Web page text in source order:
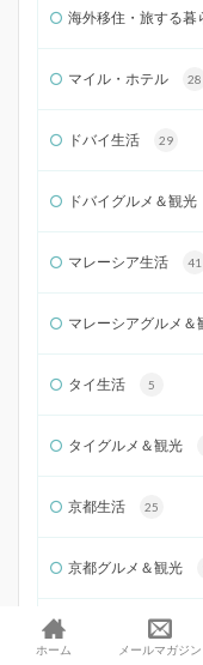
海外移住・旅する暮
マイル・ホテル 28
ドバイ生活 29
ドバイグルメ＆観光
マレーシア生活 41
マレーシアグルメ＆
タイ生活 5
タイグルメ＆観光
京都生活 25
京都グルメ＆観光
【海外】旅する海外
ホーム
メールマガジン